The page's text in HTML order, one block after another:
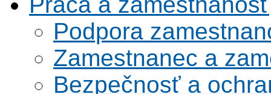
Podpora
Zamestnanec a
Bezpečnosť a